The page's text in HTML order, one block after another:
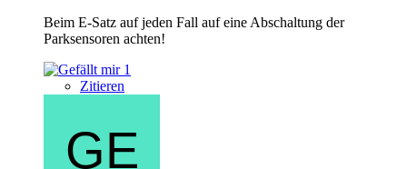
Beim E-Satz auf jeden Fall auf eine Abschaltung der
Parksensoren achten!
1
Zitieren